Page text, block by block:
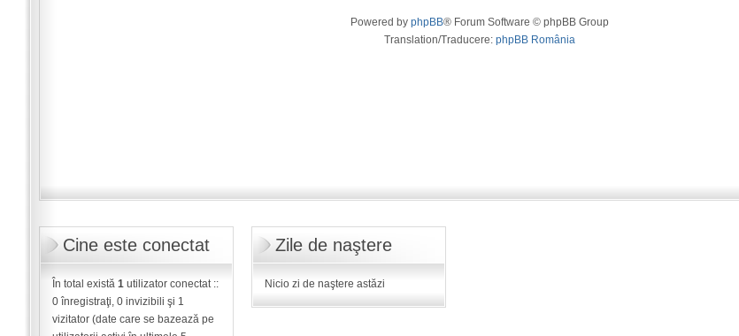
Powered by phpBB® Forum Software © phpBB Group
Translation/Traducere: phpBB România
Cine este conectat
În total există 1utilizator conectat ::
0 înregistraţi, 0 invizibili şi 1
vizitator (date care se bazează pe
Zile de naştere
Nicio zi de naştere astăzi